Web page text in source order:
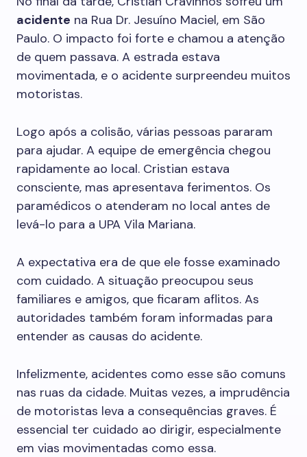
acidente na Rua Dr. Jesuíno Maciel, em São
Paulo. O impacto foi forte e chamou a atenção
de quem passava. A estrada estava
movimentada, e o acidente surpreendeu muitos
motoristas.
Logo após a colisão, várias pessoas pararam
para ajudar. A equipe de emergência chegou
rapidamente ao local. Cristian estava
consciente, mas apresentava ferimentos. Os
paramédicos o atenderam no local antes de
levá-lo para a UPA Vila Mariana.
A expectativa era de que ele fosse examinado
com cuidado. A situação preocupou seus
familiares e amigos, que ficaram aflitos. As
autoridades também foram informadas para
entender as causas do acidente.
Infelizmente, acidentes como esse são comuns
nas ruas da cidade. Muitas vezes, a imprudência
de motoristas leva a consequências graves. É
essencial ter cuidado ao dirigir, especialmente
em vias movimentadas como essa.